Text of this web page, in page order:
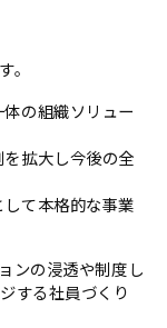
。
の組織ソリュー
拡大し今後の全
て本格的な事業
ンの浸透や制度し
する社員づくり